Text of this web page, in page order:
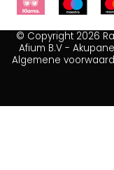
© Copyright 2026
Afium B.V -
Algemene